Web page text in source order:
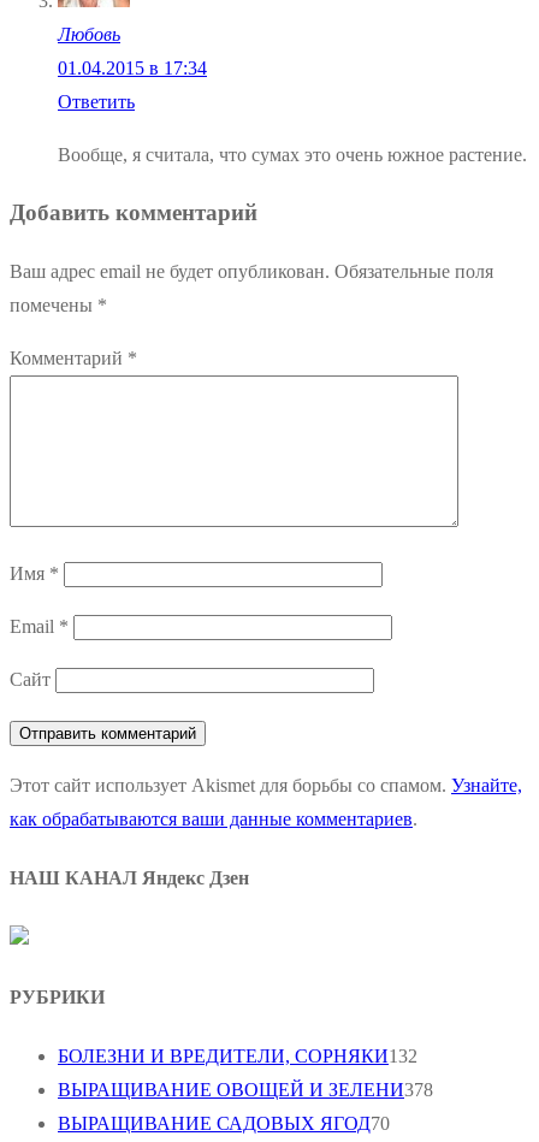
Любовь
01.04.2015 в 17:34
Ответить
Вообще, я считала, что сумах это очень южное растение.
Добавить комментарий
Ваш адрес email не будет опубликован. Обязательные поля
помечены *
Комментарий *
Имя *
Email *
Сайт
Этот сайт использует Akismet для борьбы со спамом. Узнайте,
как обрабатываются ваши данные комментариев.
НАШ КАНАЛ Яндекс Дзен
РУБРИКИ
БОЛЕЗНИ И ВРЕДИТЕЛИ, СОРНЯКИ132
ВЫРАЩИВАНИЕ ОВОЩЕЙ И ЗЕЛЕНИ378
ВЫРАЩИВАНИЕ САДОВЫХ ЯГОД70